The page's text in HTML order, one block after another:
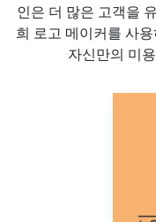
인은 더 많은 고객을
희 로고 메이커를 사
자신만의 미